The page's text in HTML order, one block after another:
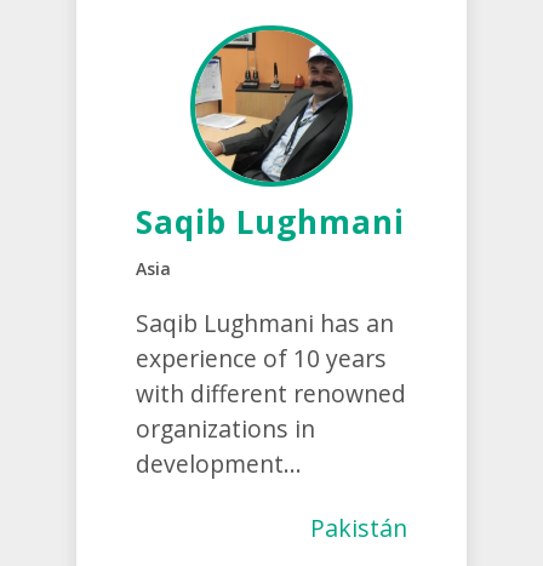
Saqib Lughmani
Asia
Saqib Lughmani has an
experience of 10 years
with different renowned
organizations in
development...
Pakistán